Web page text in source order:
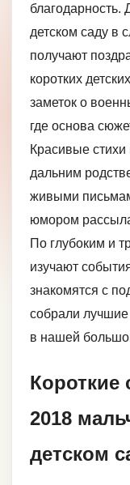
благодарность.
детском саду в
получают
коротких
заметок о
где основа
Красивые
дальним
живыми
юмором
По глубоким и
изучают
знакомятся с
собрали лучшие
в нашей
Короткие
2018
детском